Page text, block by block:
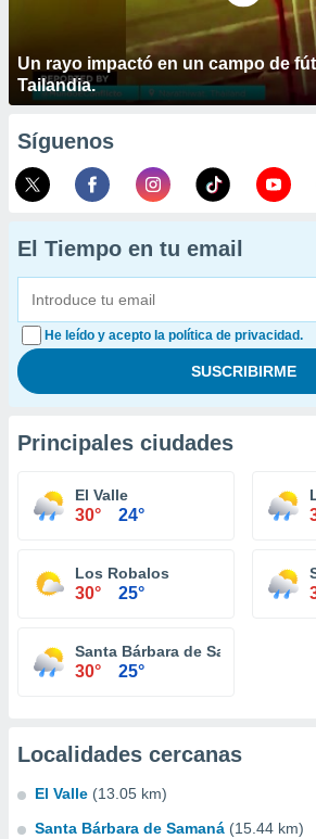
Un rayo impactó en un campo de
Tailandia.
Síguenos
El Tiempo en tu email
He leído y acepto la política de privacidad.
Principales ciudades
El Valle
30° 24°
Los Robalos
30° 25°
Santa Bárbara de Samaná
30° 25°
Localidades cercanas
El Valle (13.05 km)
Santa Bárbara de Samaná (15.44 km)